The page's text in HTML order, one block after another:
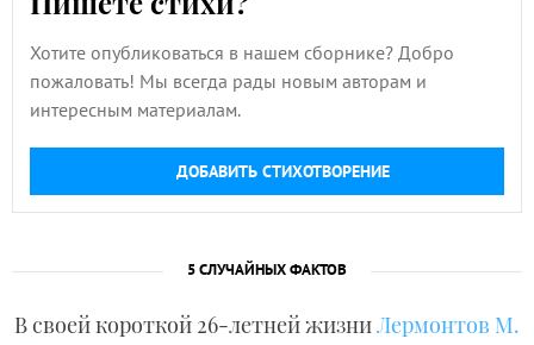
Хотите опубликоваться в нашем сборнике? Добро
пожаловать! Мы всегда рады новым авторам и
интересным материалам.
ДОБАВИТЬ СТИХОТВОРЕНИЕ
5 СЛУЧАЙНЫХ ФАКТОВ
В своей короткой 26-летней жизниЛермонтов М.